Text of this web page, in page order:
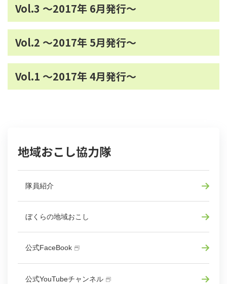
Vol.3 ～2017年 6月発行～
Vol.2 ～2017年 5月発行～
Vol.1 ～2017年 4月発行～
地域おこし協力隊
隊員紹介
ぼくらの地域おこし
公式FaceBook
公式YouTubeチャンネル